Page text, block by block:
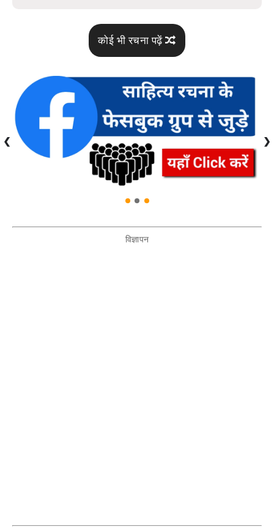
कोई भी रचना पढ़ें
❮ ❯
विज्ञापन